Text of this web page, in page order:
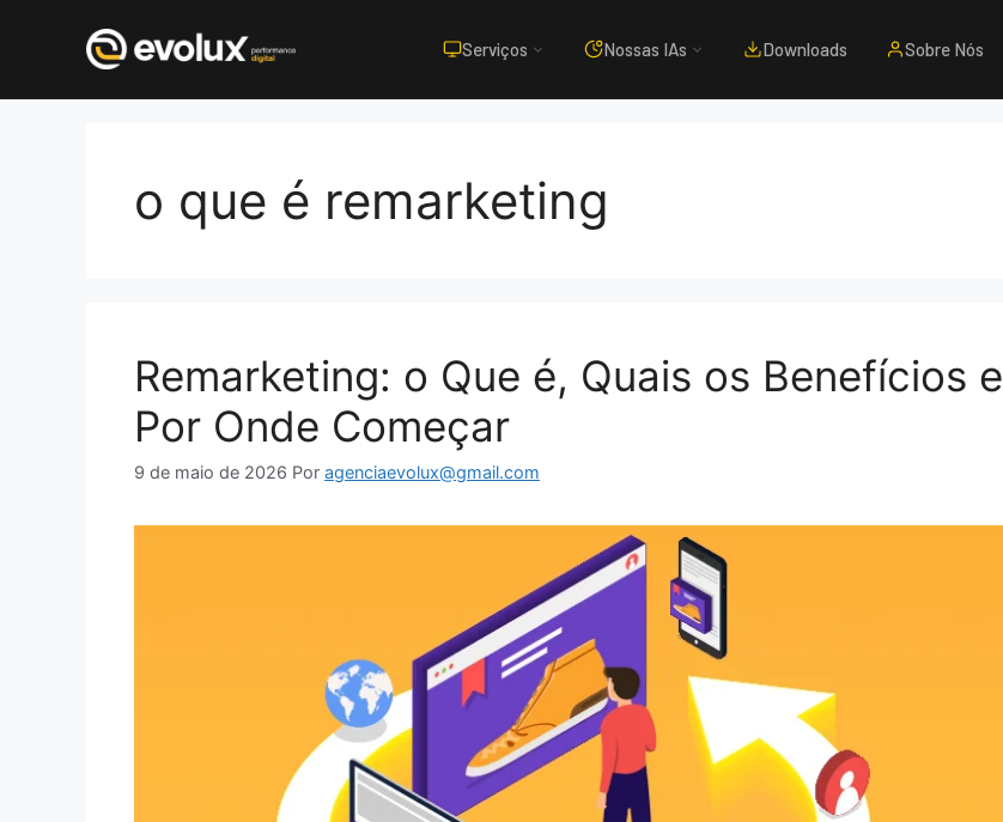
Serviços Nossas IAs Downloads Sobre Nós
o que é remarketing
Remarketing: o Que é, Quais os Benefícios e
Por Onde Começar
9 de maio de 2026 Por agenciaevolux@gmail.com